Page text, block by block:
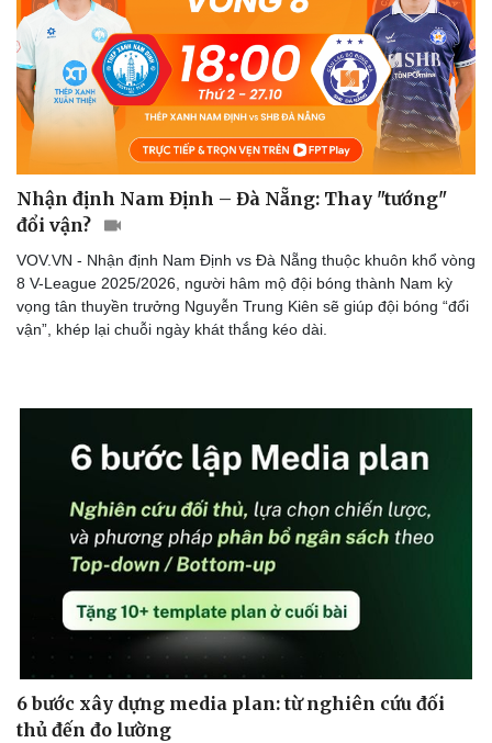
Nhận định Nam Định – Đà Nẵng: Thay "tướng"
đổi vận?
VOV.VN - Nhận định Nam Định vs Đà Nẵng thuộc khuôn khổ vòng
8 V-League 2025/2026, người hâm mộ đội bóng thành Nam kỳ
vọng tân thuyền trưởng Nguyễn Trung Kiên sẽ giúp đội bóng “đổi
vận”, khép lại chuỗi ngày khát thắng kéo dài.
6 bước xây dựng media plan: từ nghiên cứu đối
thủ đến đo lường